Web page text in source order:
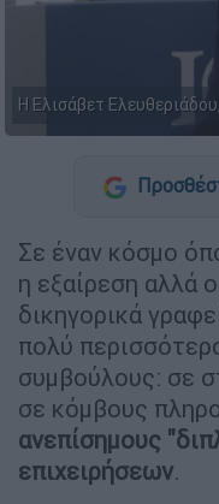
Η Ελισάβετ
Σε έναν κόσμο
η εξαίρεση αλλά
δικηγορικά
πολύ
συμβούλους: σε
σε κόμβους
ανεπίσημους
επιχειρήσεων.